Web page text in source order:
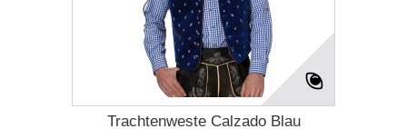
Trachtenweste Calzado Blau